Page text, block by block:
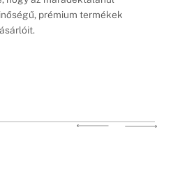
prémium termékek